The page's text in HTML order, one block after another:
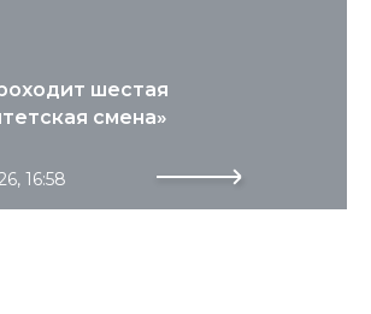
16:58
шестая
смена»